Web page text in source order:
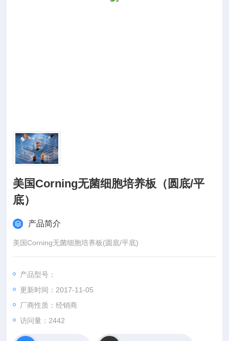
美国Corning无菌细胞培养板（圆底/平
底）
产品简介
美国Corning无菌细胞培养板(圆底/平底)
产品型号：
更新时间：2017-11-05
厂商性质：经销商
访问量：2442